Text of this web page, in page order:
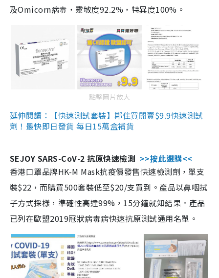
及Omicorn病毒，靈敏度92.2%，特異度100%。
點擊圖片放大
延伸閱讀：【快速測試套裝】鄰住買開賣$9.9快速測試
劑！最快即日發貨 每日15萬盒補貨
SEJOY SARS-CoV-2 抗原快速檢測 >>按此選購<<
香港口罩品牌HK-M Mask抗疫價發售快速檢測劑，單支
裝$22，而購買500套裝低至$20/支買到。產品以鼻咽拭
子方式採樣，準確性高達99%，15分鐘就知結果。產品
已列在歐盟2019冠狀病毒病快速抗原測試通用名單。